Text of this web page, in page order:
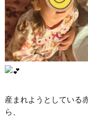
産まれようとしている
ら、